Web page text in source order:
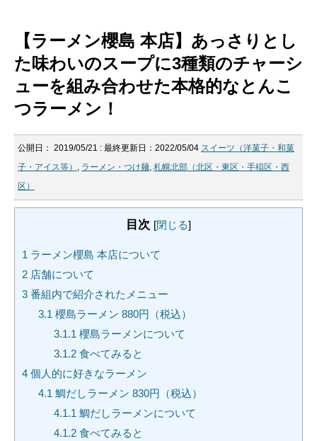
【ラーメン櫻島 本店】あっさりとし
た味わいのスープに3種類のチャーシ
ューを組み合わせた本格的なとんこ
つラーメン！
公開日： 2019/05/21 : 最終更新日：2022/05/04 スイーツ（洋菓子・和菓
子・アイス等） , ラーメン・つけ麺, 札幌北部（北区・東区・手稲区・西
区）
目次 [閉じる]
1 ラーメン櫻島 本店について
2 店舗について
3 番組内で紹介されたメニュー
3.1 櫻島ラーメン 880円（税込）
3.1.1 櫻島ラーメンについて
3.1.2 食べてみると
4 個人的に好きなラーメン
4.1 鯛だしラーメン 830円（税込）
4.1.1 鯛だしラーメンについて
4.1.2 食べてみると